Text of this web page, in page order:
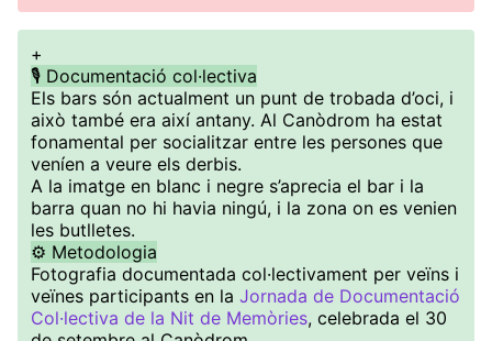
+
🎙️ Documentació col·lectiva
Els bars són actualment un punt de trobada d’oci, i
això també era així antany. Al Canòdrom ha estat
fonamental per socialitzar entre les persones que
veníen a veure els derbis.
A la imatge en blanc i negre s’aprecia el bar i la
barra quan no hi havia ningú, i la zona on es venien
les butlletes.
⚙️ Metodologia
Fotografia documentada col·lectivament per veïns i
veïnes participants en la Jornada de Documentació
Col·lectiva de la Nit de Memòries, celebrada el 30